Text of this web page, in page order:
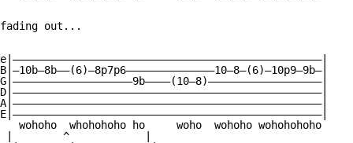
fading out...
e|—————————————————————————————————————————————————|
B|—10b—8b——(6)—8p7p6——————————————10—8—(6)—10p9—9b—|
G|———————————————————9b————(10—8)——————————————————|
D|—————————————————————————————————————————————————|
A|—————————————————————————————————————————————————|
E|—————————————————————————————————————————————————|
   wohoho  whohohoho ho     woho  wohoho wohohohoho
|        ^            |